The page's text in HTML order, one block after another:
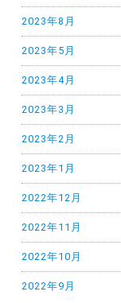
2023年8月
2023年5月
2023年4月
2023年3月
2023年2月
2023年1月
2022年12月
2022年11月
2022年10月
2022年9月